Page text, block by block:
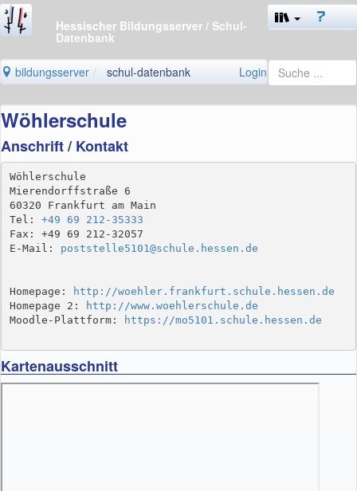
Hessischer Bildungsserver / Schul-
Datenbank
bildungsserver schul-datenbank Login
Wöhlerschule
Anschrift / Kontakt
Wöhlerschule
Mierendorffstraße 6
60320 Frankfurt am Main
Tel: +49 69 212-35333
Fax: +49 69 212-32057
E-Mail: poststelle5101@schule.hessen.de
Homepage:
http://woehler.frankfurt.schule.hessen.de
Homepage 2:
http://www.woehlerschule.de
Moodle-Plattform:
https://mo5101.schule.hessen.de
Kartenausschnitt